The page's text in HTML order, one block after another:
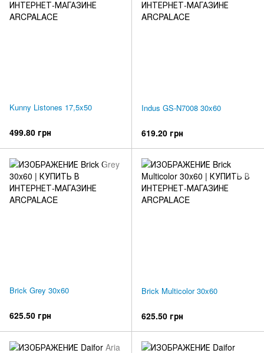
Kunny Listones 17,5x50
499.80 грн
Indus GS-N7008 30x60
619.20 грн
Brick Grey 30x60
625.50 грн
Brick Multicolor 30x60
625.50 грн